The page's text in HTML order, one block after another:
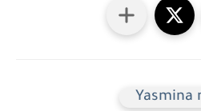
Yasmina